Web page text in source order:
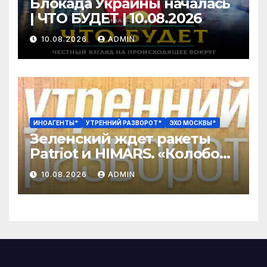
| ЧТО БУДЕТ | 10.08.2026
10.08.2026 ADMIN
ИНОАГЕНТЫ* УТРЕННИЙ РАЗВОРОТ* ЭХО МОСКВЫ*
Зеленский ждет ракеты
Patriot и HIMARS. «Колобок»
против «Человека паука».
Путин наградил ST/
Орешкин*
10.08.2026 ADMIN